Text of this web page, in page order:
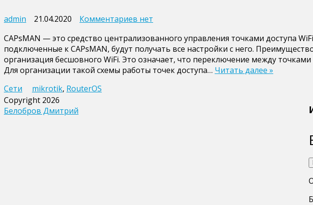
admin 21.04.2020 Комментариев к
Настройка
CAPsMAN
в
роутерах
нет
CAPsMAN — это средство централизованного управления точками доступа
подключенные к CAPsMAN, будут получать все настройки с него.
организация бесшовного WiFi. Это означает, что переключение между
Для организации такой схемы работы точек доступа… Читать далее »
Сети
mikrotik, RouterOS
Copyright 2026
Белобров Дмитрий